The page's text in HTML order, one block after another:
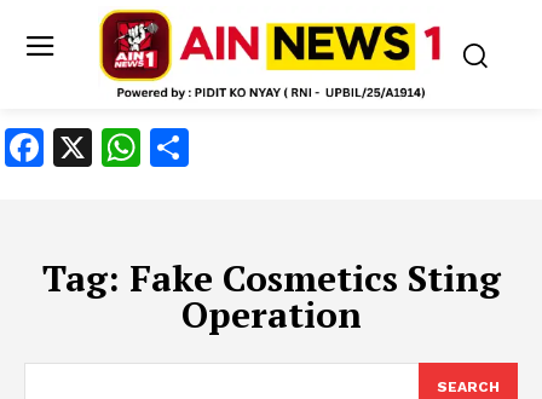
Facebook
X WhatsApp
Tag: Fake Cosmetics Sting
Operation
SEARCH